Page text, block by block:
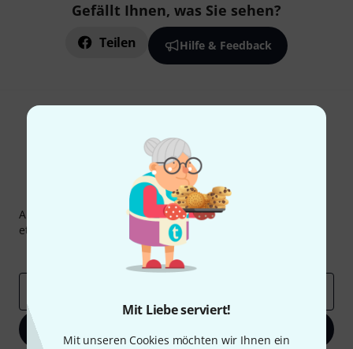
Mit Liebe serviert!
Mit unseren Cookies möchten wir Ihnen ein
Gefällt Ihnen, was Sie sehen?
Teilen Hilfe & Feedback
Thomann Newsletter
Abonniere den Thomann Newsletter und gewinne mit
etwas Glück einen von
50 Gutscheinen
Inspirierende Beiträge